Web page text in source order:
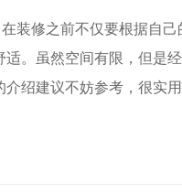
装修之前不仅要根据自
。虽然空间有限，但是
绍建议不妨参考，很实用